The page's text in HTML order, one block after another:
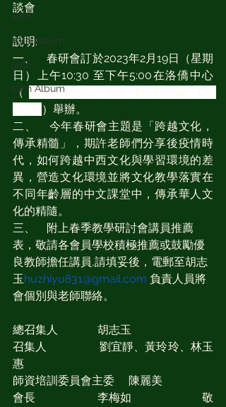
49th
49th Album
50th
50th Album
談會
說明:
一、    春研會訂於2023年2月19日（星期
日）上午10:30 至下午5:00在洛僑中心
（9443 Telstar Ave, El Monte, CA
）舉辦。
二、    今年春研會主題是「跨越文化，
傳承精髓」，期許老師們分享後疫情時
代，如何跨越中西文化與學習環境的差
異，營造文化環境並將文化教學落實在
不同年齡層的中文課堂中，傳承華人文
化的精隨。
三、    附上春季教學研討會講員推薦
表，敬請各會員學校積極推薦或鼓勵優
良教師擔任講員,請填妥後，電郵至胡志
玉huzhiyu831@gmail.com 負責人員將
會個別與老師聯絡。
總召集人              胡志玉
召集人                  劉宜靜、黃玲玲、林玉
惠
師資培訓委員會主委     陳麗美
會長                     李梅如                        敬